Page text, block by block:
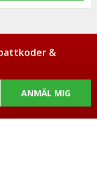
&
ANMÄL MIG